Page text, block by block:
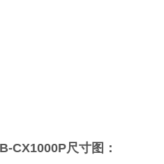
CX1000P尺寸图：